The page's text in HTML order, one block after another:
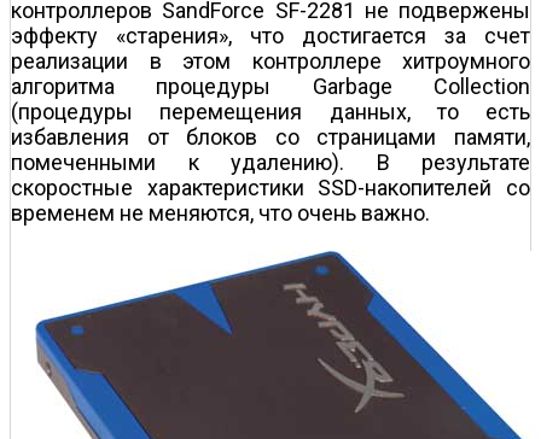
контроллеров SandForce SF-2281 не подвержены
эффекту «старения», что достигается за счет
реализации в этом контроллере хитроумного
алгоритма процедуры Garbage Collection
(процедуры перемещения данных, то есть
избавления от блоков со страницами памяти,
помеченными к удалению). В результате
скоростные характеристики SSD-накопителей со
временем не меняются, что очень важно.